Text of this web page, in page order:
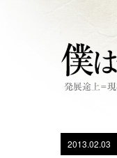
2013.02.03